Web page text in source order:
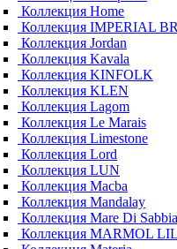
Коллекция Home
Коллекция IMPERIAL
Коллекция Jordan
Коллекция Kavala
Коллекция KINFOLK
Коллекция KLEN
Коллекция Lagom
Коллекция Le Marais
Коллекция Limestone
Коллекция Lord
Коллекция LUN
Коллекция Macba
Коллекция Mandalay
Коллекция Mare Di Sabbia
Коллекция MARMOL